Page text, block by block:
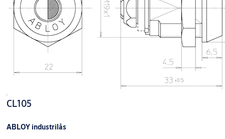
CL105
ABLOY industrilås